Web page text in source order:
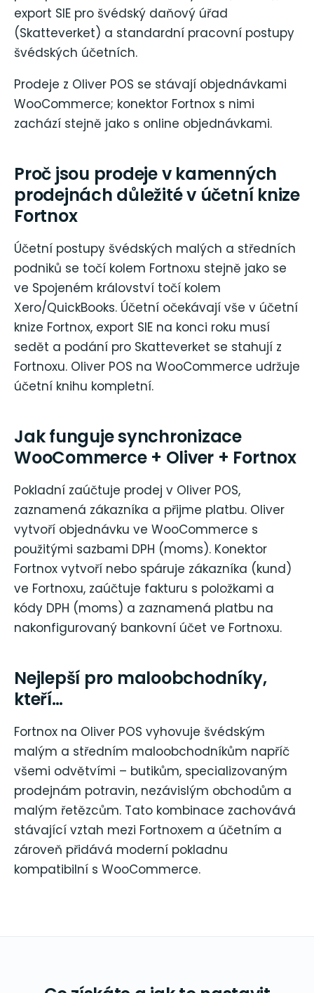
export SIE pro švédský daňový úřad
(Skatteverket) a standardní pracovní postupy
švédských účetních.
Prodeje z Oliver POS se stávají objednávkami
WooCommerce; konektor Fortnox s nimi
zachází stejně jako s online objednávkami.
Proč jsou prodeje v kamenných
prodejnách důležité v účetní knize
Fortnox
Účetní postupy švédských malých a středních
podniků se točí kolem Fortnoxu stejně jako se
ve Spojeném království točí kolem
Xero/QuickBooks. Účetní očekávají vše v účetní
knize Fortnox, export SIE na konci roku musí
sedět a podání pro Skatteverket se stahují z
Fortnoxu. Oliver POS na WooCommerce udržuje
účetní knihu kompletní.
Jak funguje synchronizace
WooCommerce + Oliver + Fortnox
Pokladní zaúčtuje prodej v Oliver POS,
zaznamená zákazníka a přijme platbu. Oliver
vytvoří objednávku ve WooCommerce s
použitými sazbami DPH (moms). Konektor
Fortnox vytvoří nebo spáruje zákazníka (kund)
ve Fortnoxu, zaúčtuje fakturu s položkami a
kódy DPH (moms) a zaznamená platbu na
nakonfigurovaný bankovní účet ve Fortnoxu.
Nejlepší pro maloobchodníky,
kteří…
Fortnox na Oliver POS vyhovuje švédským
malým a středním maloobchodníkům napříč
všemi odvětvími – butikům, specializovaným
prodejnám potravin, nezávislým obchodům a
malým řetězcům. Tato kombinace zachovává
stávající vztah mezi Fortnoxem a účetním a
zároveň přidává moderní pokladnu
kompatibilní s WooCommerce.